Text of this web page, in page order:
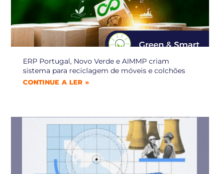
ERP Portugal, Novo Verde e AIMMP criam
sistema para reciclagem de móveis e colchões
CONTINUE A LER »